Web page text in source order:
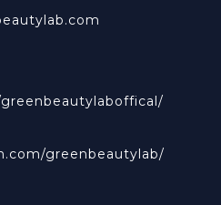
greenbeautylab/